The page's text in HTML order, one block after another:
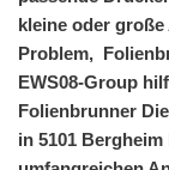
kleine oder
Problem,
EWS08-Group
Folienbrunner
in 5101